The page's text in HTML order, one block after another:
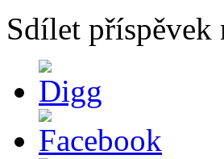
Sdílet příspěvek